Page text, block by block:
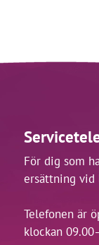
För dig som
ersättning vid
Telefonen är
klockan